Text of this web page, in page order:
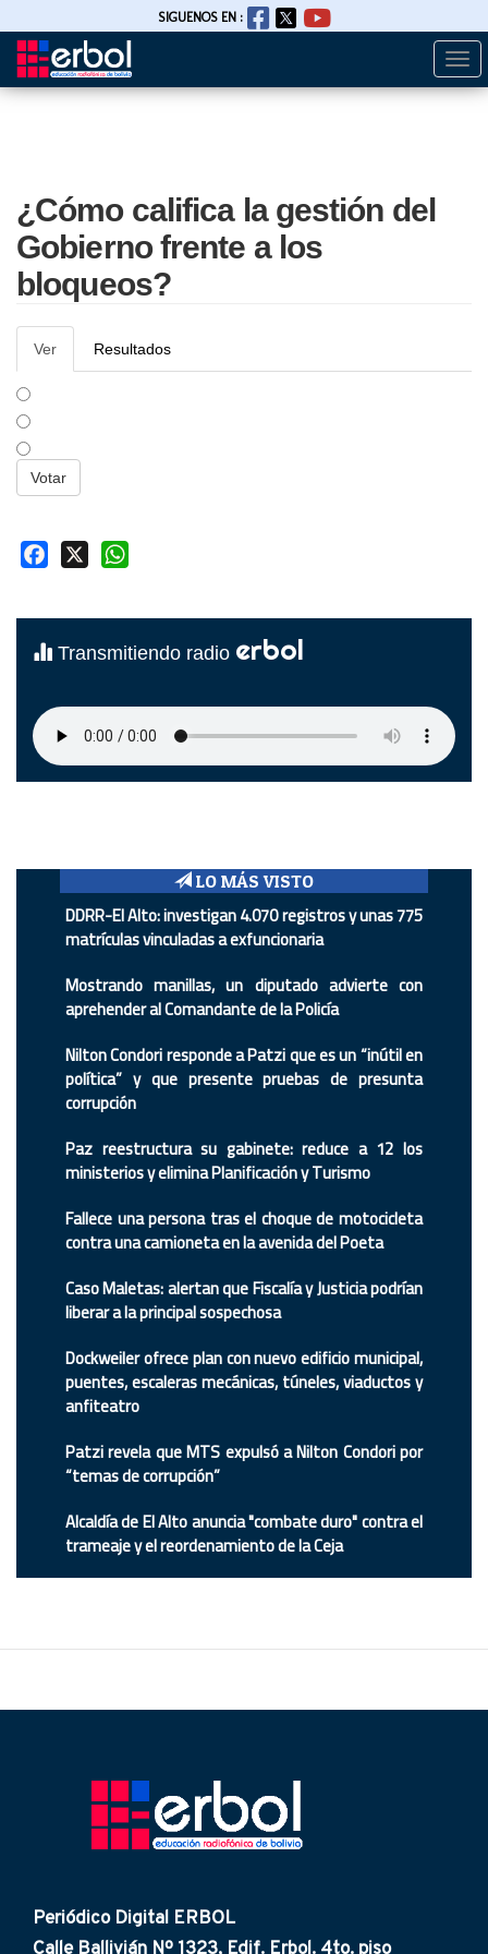
Pasar
SIGUENOS EN :
¿Cómo califica la gestión del
Gobierno frente a los
bloqueos?
Solapas
principales
Ver (solapa
activa)
Resultados
Opciones
Votar
Facebook
Transmitiendo radio erbol
LO MÁS VISTO
DDRR-El Alto: investigan 4.070 registros y unas 775
matrículas vinculadas a exfuncionaria
Mostrando manillas, un diputado advierte con
aprehender al Comandante de la Policía
Nilton Condori responde a Patzi que es un “inútil en
política” y que presente pruebas de presunta
corrupción
Paz reestructura su gabinete: reduce a 12 los
ministerios y elimina Planificación y Turismo
Fallece una persona tras el choque de motocicleta
contra una camioneta en la avenida del Poeta
Caso Maletas: alertan que Fiscalía y Justicia podrían
liberar a la principal sospechosa
Dockweiler ofrece plan con nuevo edificio municipal,
puentes, escaleras mecánicas, túneles, viaductos y
anfiteatro
Patzi revela que MTS expulsó a Nilton Condori por
“temas de corrupción”
Alcaldía de El Alto anuncia "combate duro" contra el
trameaje y el reordenamiento de la Ceja
Periódico Digital ERBOL